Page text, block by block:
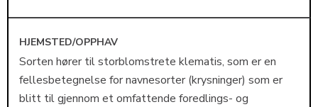
HJEMSTED/OPPHAV
Sorten hører til storblomstrete klematis, som er en
fellesbetegnelse for navnesorter (krysninger) som er
blitt til gjennom et omfattende foredlings- og